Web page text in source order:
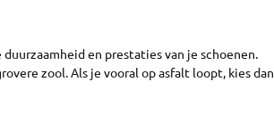
en prestaties van je schoenen.
zool. Als je vooral op asfalt loopt, kies dan